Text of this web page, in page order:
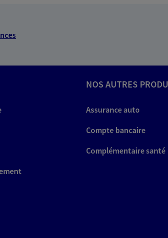
NOS AUTRES
Assurance auto
Compte bancaire
Complémentaire santé